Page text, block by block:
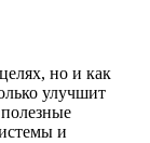
но и как
улучшит
и